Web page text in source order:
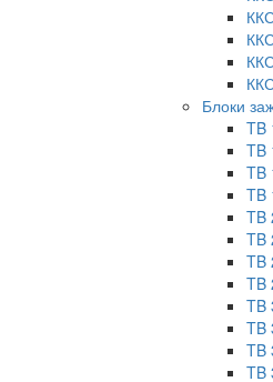
Блоки
TB
TB
TB
TB
TB
TB
TB
TB
TB
TB
TB
TB